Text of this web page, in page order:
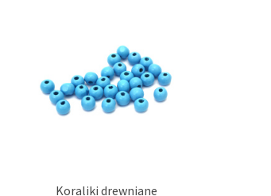
Koraliki drewniane